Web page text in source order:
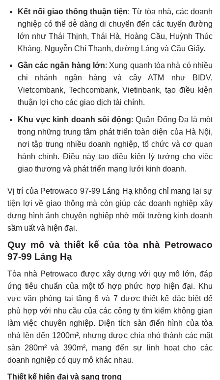
Kết nối giao thông thuận tiện: Từ tòa nhà, các doanh
nghiệp có thể dễ dàng di chuyển đến các tuyến đường
lớn như Thái Thịnh, Thái Hà, Hoàng Cầu, Huỳnh Thúc
Kháng, Nguyễn Chí Thanh, đường Láng và Cầu Giấy.
Gần các ngân hàng lớn: Xung quanh tòa nhà có nhiều
chi nhánh ngân hàng và cây ATM như BIDV,
Vietcombank, Techcombank, Vietinbank, tạo điều kiện
thuận lợi cho các giao dịch tài chính.
Khu vực kinh doanh sôi động: Quận Đống Đa là một
trong những trung tâm phát triển toàn diện của Hà Nội,
nơi tập trung nhiều doanh nghiệp, tổ chức và cơ quan
hành chính. Điều này tạo điều kiện lý tưởng cho việc
giao thương và phát triển mạng lưới kinh doanh.
Vị trí của Petrowaco 97-99 Láng Hạ không chỉ mang lại sự
tiện lợi về giao thông mà còn giúp các doanh nghiệp xây
dựng hình ảnh chuyên nghiệp nhờ môi trường kinh doanh
sầm uất và hiện đại.
Quy mô và thiết kế của tòa nhà Petrowaco
97-99 Láng Hạ
Tòa nhà Petrowaco được xây dựng với quy mô lớn, đáp
ứng tiêu chuẩn của một tổ hợp phức hợp hiện đại. Khu
vực văn phòng tại tầng 6 và 7 được thiết kế đặc biệt để
phù hợp với nhu cầu của các công ty tìm kiếm không gian
làm việc chuyên nghiệp. Diện tích sàn điển hình của tòa
nhà lên đến 1200m², nhưng được chia nhỏ thành các mặt
sàn 280m² và 390m², mang đến sự linh hoạt cho các
doanh nghiệp có quy mô khác nhau.
Thiết kế hiện đại và sang trọng